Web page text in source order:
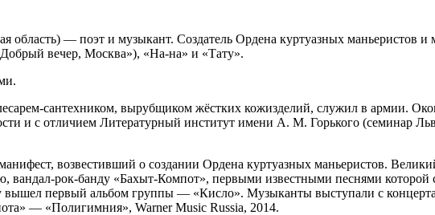
область) — поэт и музыкант. Создатель Ордена куртуазных маньеристов
вечер, Москва»), «На-на» и «Тату».
сантехником, вырубщиком жёстких кожизделий, служил в армии.
и с отличием Литературный институт имени А. М. Горького (семинар
возвестивший о создании Ордена куртуазных маньеристов.
вандал-рок-банду «Бахыт-Компот», первыми известными песнями которой
вышел первый альбом группы — «Кисло». Музыканты выступали с
— «Полигимния», Warner Music Russia, 2014.